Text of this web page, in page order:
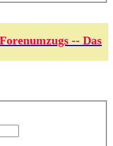
-- Das